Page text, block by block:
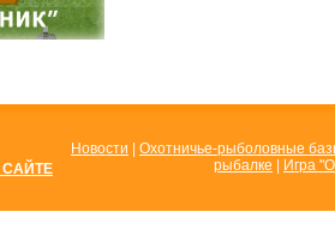
САЙТЕ
Новости
Охотничье-рыболовные
рыбалке
Игра